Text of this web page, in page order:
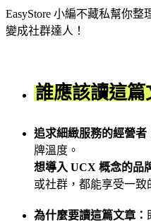
EasyStore 小編不藏私幫你
變成社群達人！
誰應該讀這篇
追求細緻服務的經營者
牌溫度。
想導入 UCX 概念的品
或社群，都能享受一致
為什麼要讀這篇文章：